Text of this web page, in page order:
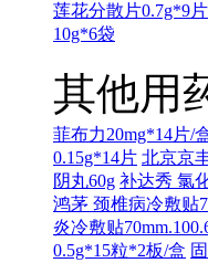
莲花分散片0.7g*9
10g*6袋
其他用
菲布力20mg*14片/
0.15g*14片 北京京
阴丸60g 补达秀 氯
鸿茅 颈椎病冷敷贴
炎冷敷贴
0.5g*15粒*2板/盒